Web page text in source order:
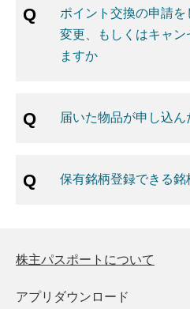
ポイント交換の申請
変更、もしくはキャ
ますか
届いた物品が申し込
保有銘柄登録できる
株主パスポートについて
アプリダウンロード